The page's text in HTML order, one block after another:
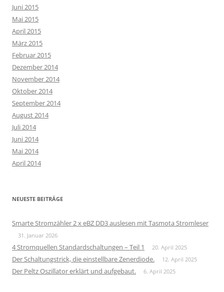
Juni 2015
Mai 2015
April 2015
März 2015
Februar 2015
Dezember 2014
November 2014
Oktober 2014
September 2014
August 2014
Juli 2014
Juni 2014
Mai 2014
April 2014
NEUESTE BEITRÄGE
Smarte Stromzähler 2 x eBZ DD3 auslesen mit Tasmota Stromleser
31. Januar 2026
4 Stromquellen Standardschaltungen – Teil 1 20. April 2025
Der Schaltungstrick, die einstellbare Zenerdiode. 12. April 2025
Der Peltz Oszillator erklärt und aufgebaut. 6. April 2025